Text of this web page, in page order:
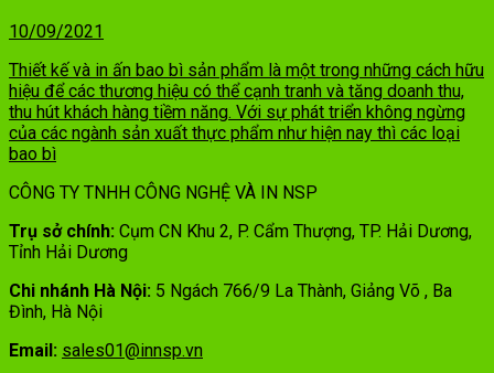
10/09/2021
Thiết kế và in ấn bao bì sản phẩm là một trong những cách hữu
hiệu để các thương hiệu có thể cạnh tranh và tăng doanh thu,
thu hút khách hàng tiềm năng. Với sự phát triển không ngừng
của các ngành sản xuất thực phẩm như hiện nay thì các loại
bao bì
CÔNG TY TNHH CÔNG NGHỆ VÀ IN NSP
Trụ sở chính: Cụm CN Khu 2, P. Cẩm Thượng, TP. Hải Dương,
Tỉnh Hải Dương
Chi nhánh Hà Nội: 5 Ngách 766/9 La Thành, Giảng Võ , Ba
Đình, Hà Nội
Email: sales01@innsp.vn